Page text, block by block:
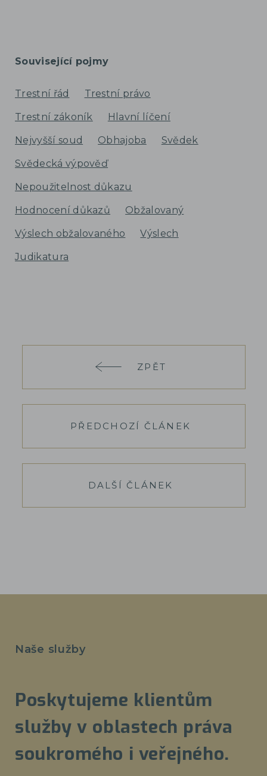
Související pojmy
Trestní řád Trestní právo
Trestní zákoník Hlavní líčení
Nejvyšší soud Obhajoba Svědek
Svědecká výpověď
Nepoužitelnost důkazu
Hodnocení důkazů Obžalovaný
Výslech obžalovaného Výslech
Judikatura
ZPĚT
PŘEDCHOZÍ ČLÁNEK
DALŠÍ ČLÁNEK
Naše služby
Poskytujeme klientům
služby v oblastech práva
soukromého i veřejného.